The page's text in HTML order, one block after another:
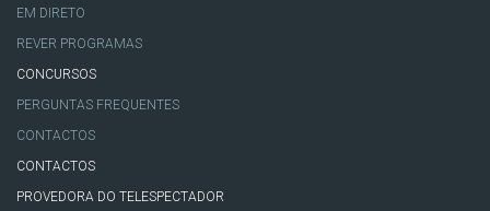
EM DIRETO
REVER PROGRAMAS
CONCURSOS
PERGUNTAS FREQUENTES
CONTACTOS
CONTACTOS
PROVEDORA DO TELESPECTADOR